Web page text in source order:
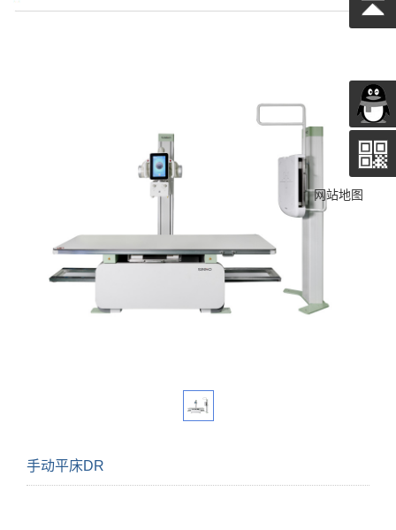
手动平床DR
网站地图